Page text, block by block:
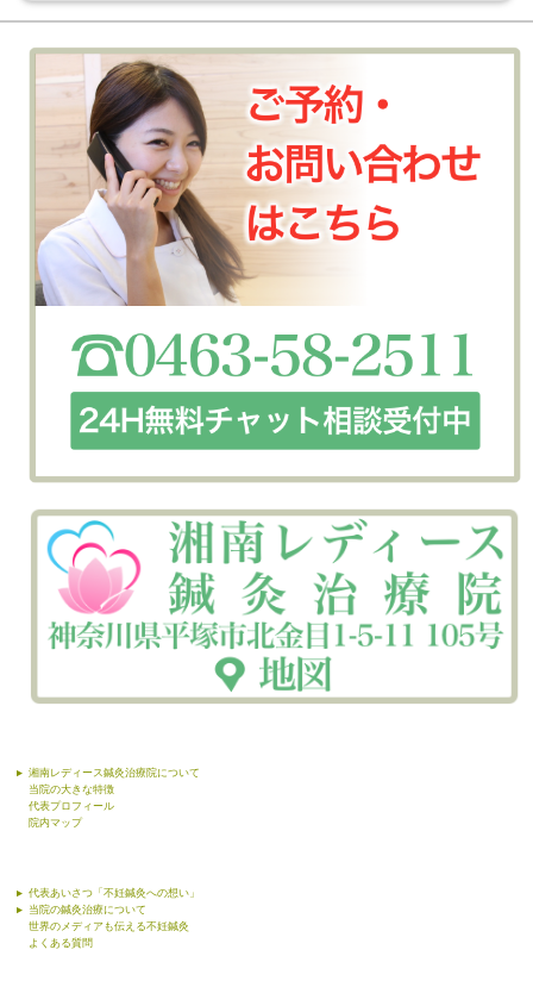
湘南レディース鍼灸治療院について
当院の大きな特徴
代表プロフィール
院内マップ
代表あいさつ「不妊鍼灸への想い」
当院の鍼灸治療について
世界のメディアも伝える不妊鍼灸
よくある質問